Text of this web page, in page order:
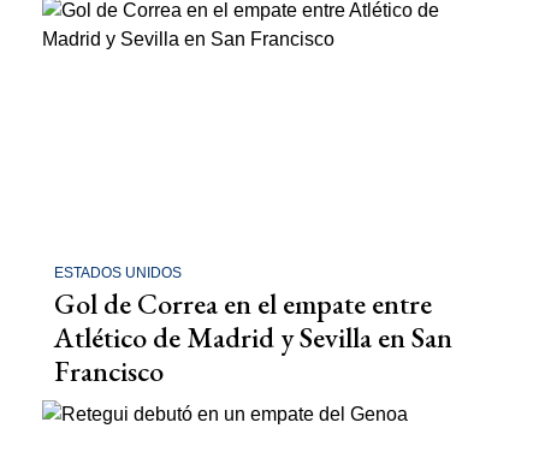
ESTADOS UNIDOS
Gol de Correa en el empate entre
Atlético de Madrid y Sevilla en San
Francisco